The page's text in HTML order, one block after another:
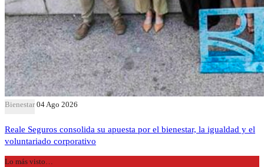
Bienestar 04 Ago 2026
Reale Seguros consolida su apuesta por el bienestar, la igualdad y el
voluntariado corporativo
Lo más visto…